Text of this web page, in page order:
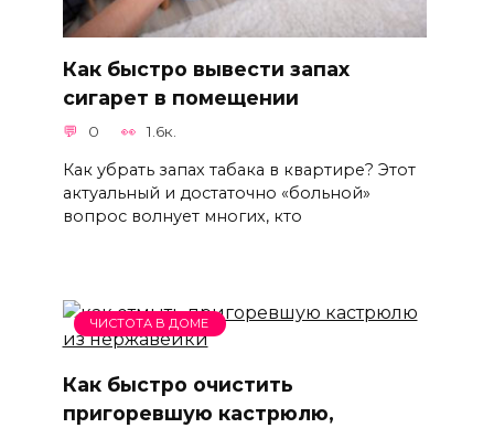
Как быстро вывести запах
сигарет в помещении
0 1.6к.
Как убрать запах табака в квартире? Этот
актуальный и достаточно «больной»
вопрос волнует многих, кто
ЧИСТОТА В ДОМЕ
Как быстро очистить
пригоревшую кастрюлю,